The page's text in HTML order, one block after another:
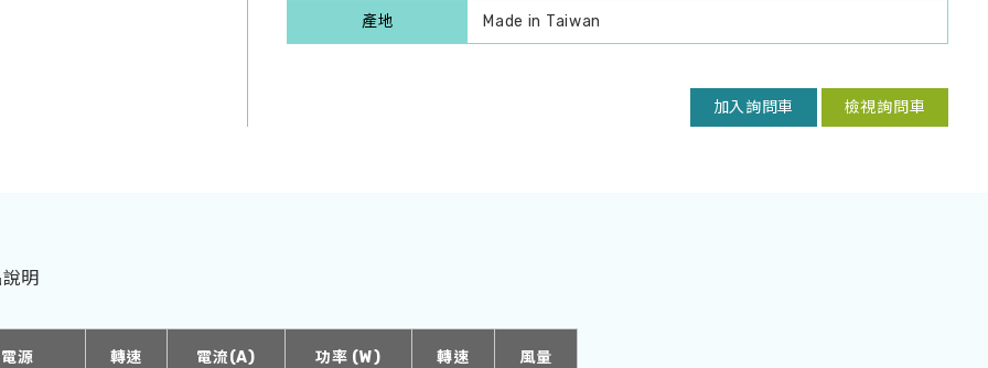
產地 Made in Taiwan
加入詢問車 檢視詢問車
明
源 轉速 電流(A) 功率 (W) 轉速 風量